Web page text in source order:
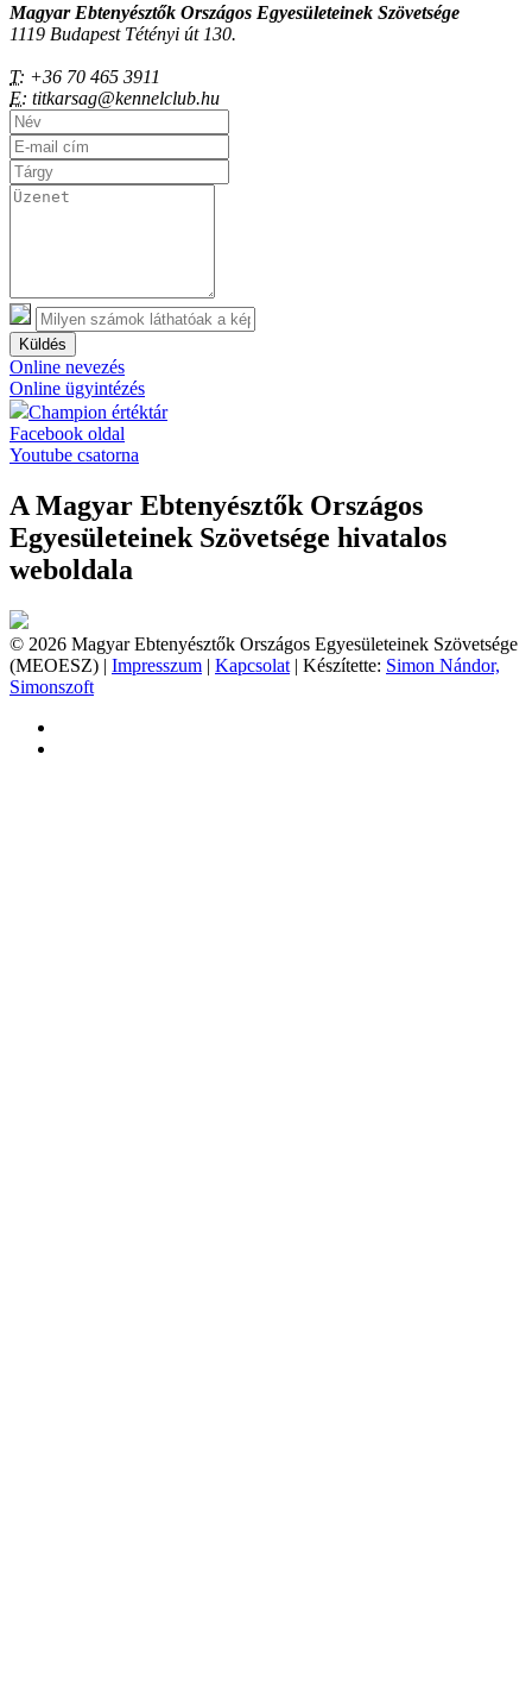
Magyar Ebtenyésztők Országos Egyesületeinek Szövetsége
1119 Budapest Tétényi út 130.
T: +36 70 465 3911
E: titkarsag@kennelclub.hu
Küldés
Online nevezés
Online ügyintézés
Champion értéktár
Facebook oldal
Youtube csatorna
A Magyar Ebtenyésztők Országos
Egyesületeinek Szövetsége hivatalos
weboldala
© 2026 Magyar Ebtenyésztők Országos Egyesületeinek Szövetsége
(MEOESZ) | Impresszum | Kapcsolat | Készítette: Simon Nándor,
Simonszoft